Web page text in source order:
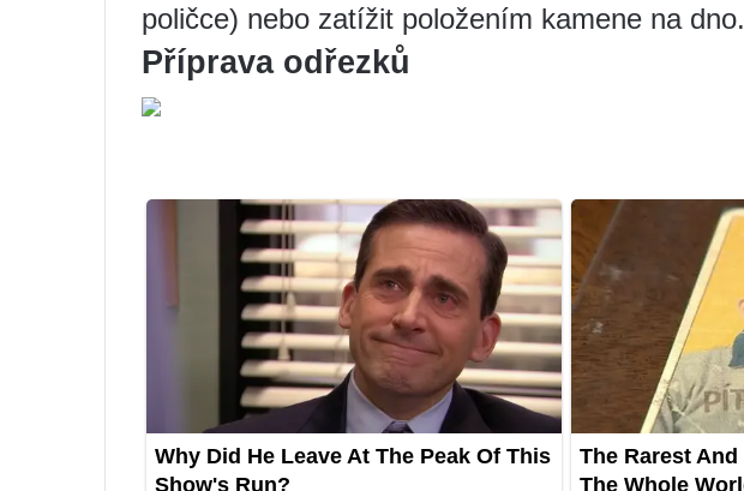
poličce) nebo zatížit položením kamene na dno.
Příprava odřezků